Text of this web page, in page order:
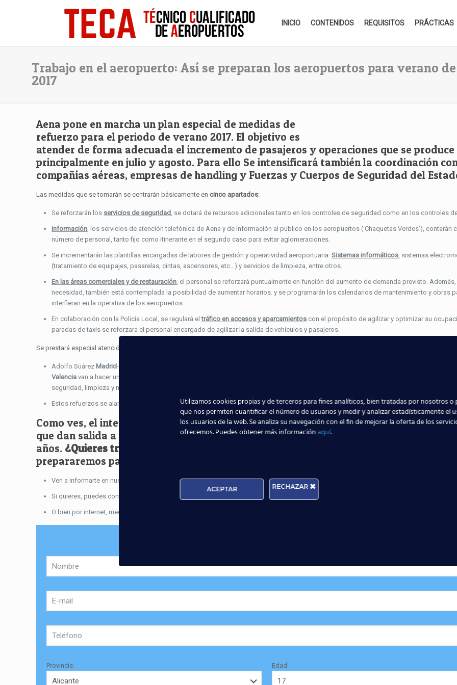
INICIO CONTENIDOS REQUISITOS PRÁCTICAS
Trabajo en el aeropuerto: Así se preparan los aeropuertos para verano de
2017
Aena pone en marcha un plan especial de medidas de
refuerzo para el periodo de verano 2017. El objetivo es
atender de forma adecuada el incremento de pasajeros y operaciones que se produce
principalmente en julio y agosto. Para ello Se intensificará también la coordinación
compañías aéreas, empresas de handling y Fuerzas y Cuerpos de Seguridad del
Las medidas que se tomarán se centrarán básicamente en cinco apartados:
Se reforzarán los servicios de seguridad, se dotará de recursos adicionales tanto en los controles de seguridad como en los controles
Información, los servicios de atención telefónica de Aena y de información al público en los aeropuertos (‘Chaquetas Verdes’), contarán
número de personal, tanto fijo como itinerante en el segundo caso para evitar aglomeraciones.
Se incrementarán las plantillas encargadas de labores de gestión y operatividad aeroportuaria:Sistemas informáticos, sistemas
(tratamiento de equipajes, pasarelas, cintas, ascensores, etc…) y servicios de limpieza, entre otros.
En las áreas comerciales y de restauración, el personal se reforzará puntualmente en función del aumento de demanda previsto.
necesidad, también está contemplada la posibilidad de aumentar horarios. y se programarán los calendarios de mantenimiento y obras
interfieran en la operativa de los aeropuertos.
En colaboración con la Policía Local, se regulará eltráfico en accesos y aparcamientos con el propósito de agilizar y optimizar su
paradas de taxis se reforzara el personal encargado de agilizar la salida de vehículos y pasajeros.
Se prestará especial atención a los aeropuertos donde las
Adolfo Suárez Madrid-Barajas,
Valencia van a hacer un refuerzo especial de los servicios principales que se prestan, entre ellos, atención a personas con movilidad
seguridad, limpieza y mantenimiento.
Estos refuerzos se alargarán en el tiempo más que en el resto de aeropuertos, llevándose a cabodesde junio hasta octubre.
Como ves, el interior de una terminal aérea está compuesto de profesionales
que dan salida a este aumento de rutas y pasajeros que estamos viendo durante los
años. ¿Quieres trabajar en un aeropuerto?
prepararemos para desempeñar las
Ven a informarte en nuestros centros repartidos por toda España. Estamos en enAlicante, Sevilla, Málaga, Valencia y Madrid
Si quieres, puedes contactar con nosotros a través del teléfono 902241206
O bien por internet, mediante este
Provincia: Edad:
Utilizamos cookies propias y de terceros para fines analíticos, bien tratadas por nosotros
que nos permiten cuantificar el número de usuarios y medir y analizar estadísticamente el
los usuarios de la web. Se analiza su navegación con el fin de mejorar la oferta de los
ofrecemos. Puedes obtener más informaciónaquí.
ACEPTAR RECHAZAR